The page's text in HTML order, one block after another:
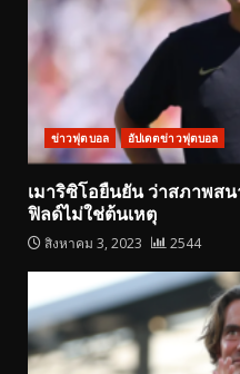
ข่าวฟุตบอล อัปเดตข่าวฟุตบอล
เมาริซิโอยืนยัน ว่าสภาพส
ฟิลด์ไม่ใช่ต้นเหตุ
สิงหาคม 3, 2023 2544